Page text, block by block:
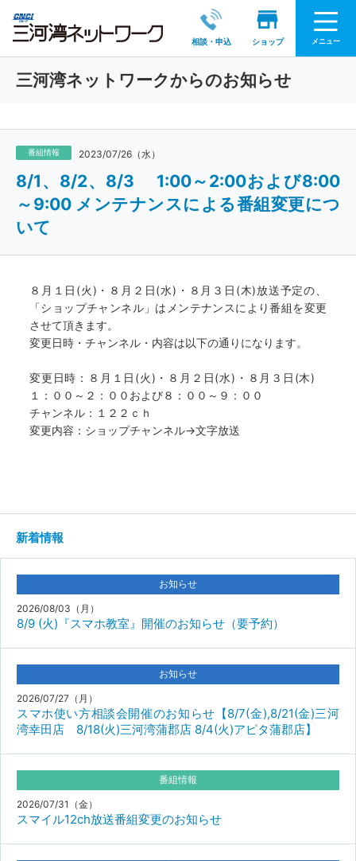
相談・申込 ショップ メニュー
三河湾ネットワークからのお知らせ
番組情報 2023/07/26（水）
8/1、8/2、8/3 1:00～2:00および8:00
～9:00 メンテナンスによる番組変更につ
いて
８月１日(火)・８月２日(水)・８月３日(木)放送予定の、
「ショップチャンネル」はメンテナンスにより番組を変更
させて頂きます。
変更日時・チャンネル・内容は以下の通りになります。
変更日時：８月１日(火)・８月２日(水)・８月３日(木)
１：００～２：００および８：００～９：００
チャンネル：１２２ｃｈ
変更内容：ショップチャンネル→文字放送
新着情報
お知らせ
2026/08/03（月）
8/9 (火)『スマホ教室』開催のお知らせ（要予約）
お知らせ
2026/07/27（月）
スマホ使い方相談会開催のお知らせ【8/7(金),8/21(金)三河
湾幸田店 8/18(火)三河湾蒲郡店 8/4(火)アピタ蒲郡店】
番組情報
2026/07/31（金）
スマイル12ch放送番組変更のお知らせ